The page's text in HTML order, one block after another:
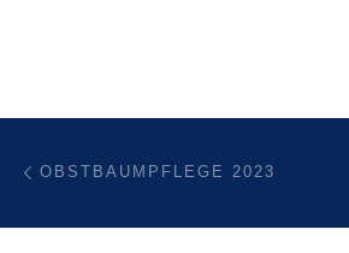
Beitragsnavigation
OBSTBAUMPFLEGE 2023